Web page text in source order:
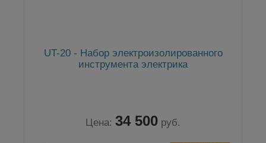
UT-20 - Набор электроизолированного
инструмента электрика
Цена: 34 500 руб.